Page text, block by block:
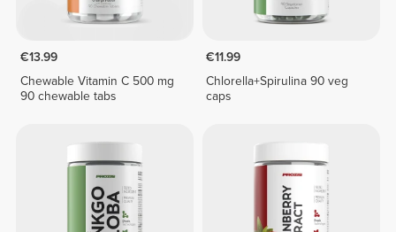
€13.99
Chewable Vitamin C 500 mg
90 chewable tabs
€11.99
Chlorella+Spirulina 90 veg
caps